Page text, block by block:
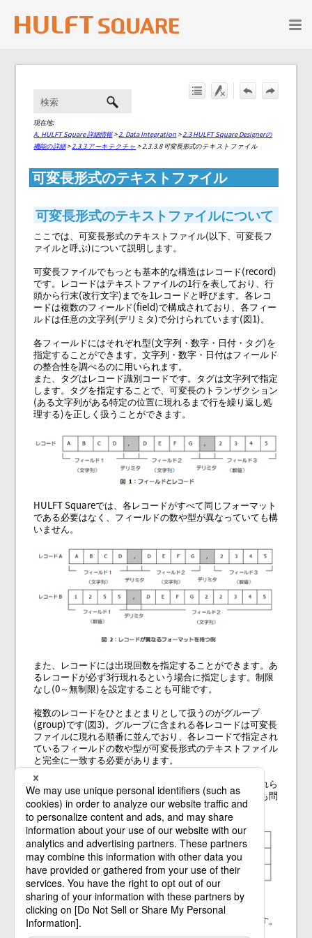
メイン コンテンツにスキップ
現在地:
A. HULFT Square 詳細情報>2. Data Integration>2.3 HULFT Square Designerの
機能の詳細>2.3.3 アーキテクチャ >2.3.3.8 可変長形式のテキストファイル
可変長形式のテキストファイル
可変長形式のテキストファイルについて
ここでは、可変長形式のテキストファイル(以下、可変長フ
ァイルと呼ぶ)について説明します。
可変長ファイルでもっとも基本的な構造はレコード(record)
です。レコードはテキストファイルの1行を表しており、行
頭から行末(改行文字)までを1レコードと呼びます。各レコ
ードは複数のフィールド(field)で構成されており、各フィー
ルドは任意の文字列(デリミタ)で分けられています(図1)。
各フィールドにはそれぞれ型(文字列・数字・日付・タグ)を
指定することができます。文字列・数字・日付はフィールド
の整合性を調べるのに用いられます。
また、タグはレコード識別コードです。タグは文字列で指定
します。タグを指定することで、可変長のトランザクション
(ある文字列がある特定の位置に現れるまで行を繰り返し処
理する)を正しく扱うことができます。
HULFT Squareでは、各レコードがすべて同じフォーマット
である必要はなく、フィールドの数や型が異なっていても構
いません。
また、レコードには出現回数を指定することができます。あ
るレコードが必ず3行現れるという場合に指定します。制限
なし(0～無制限)を設定することも可能です。
複数のレコードをひとまとまりとして扱うのがグループ
(group)です(図3)。グループに含まれる各レコードは可変長
ファイルに現れる順番に並んでおり、各レコードで指定され
ているフィールドの数や型が可変長形式のテキストファイル
と完全に一致する必要があります。
レコードにおけるフィールドと同様に、各グループでそれら
のグループを構成するレコードの順番や数が違っていても問
題はありません。
また、各グループには出現回数を指定することができます。
制限なし(0～無制限)を指定することも可能です。